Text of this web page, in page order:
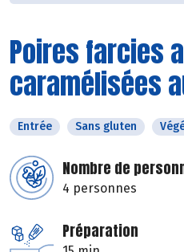
Poires farcies
caramélisées
Entrée Sans gluten
Nombre de
4 personnes
Préparation